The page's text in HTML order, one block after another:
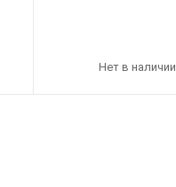
Нет в наличии